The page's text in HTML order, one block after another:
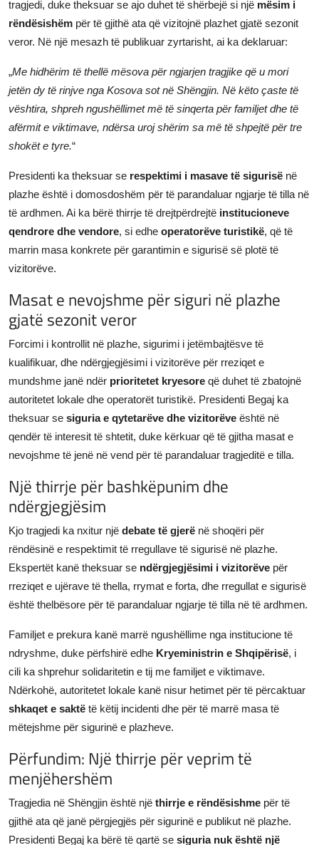
tragjedi, duke theksuar se ajo duhet të shërbejë si një mësim i
rëndësishëm për të gjithë ata që vizitojnë plazhet gjatë sezonit
veror. Në një mesazh të publikuar zyrtarisht, ai ka deklaruar:
„Me hidhërim të thellë mësova për ngjarjen tragjike që u mori
jetën dy të rinjve nga Kosova sot në Shëngjin. Në këto çaste të
vështira, shpreh ngushëllimet më të sinqerta për familjet dhe të
afërmit e viktimave, ndërsa uroj shërim sa më të shpejtë për tre
shokët e tyre.“
Presidenti ka theksuar se respektimi i masave të sigurisë në
plazhe është i domosdoshëm për të parandaluar ngjarje të tilla në
të ardhmen. Ai ka bërë thirrje të drejtpërdrejtë institucioneve
qendrore dhe vendore, si edhe operatorëve turistikë, që të
marrin masa konkrete për garantimin e sigurisë së plotë të
vizitorëve.
Masat e nevojshme për siguri në plazhe
gjatë sezonit veror
Forcimi i kontrollit në plazhe, sigurimi i jetëmbajtësve të
kualifikuar, dhe ndërgjegjësimi i vizitorëve për rreziqet e
mundshme janë ndër prioritetet kryesore që duhet të zbatojnë
autoritetet lokale dhe operatorët turistikë. Presidenti Begaj ka
theksuar se siguria e qytetarëve dhe vizitorëve është në
qendër të interesit të shtetit, duke kërkuar që të gjitha masat e
nevojshme të jenë në vend për të parandaluar tragjeditë e tilla.
Një thirrje për bashkëpunim dhe
ndërgjegjësim
Kjo tragjedi ka nxitur një debate të gjerë në shoqëri për
rëndësinë e respektimit të rregullave të sigurisë në plazhe.
Ekspertët kanë theksuar se ndërgjegjësimi i vizitorëve për
rreziqet e ujërave të thella, rrymat e forta, dhe rregullat e sigurisë
është thelbësore për të parandaluar ngjarje të tilla në të ardhmen.
Familjet e prekura kanë marrë ngushëllime nga institucione të
ndryshme, duke përfshirë edhe Kryeministrin e Shqipërisë, i
cili ka shprehur solidaritetin e tij me familjet e viktimave.
Ndërkohë, autoritetet lokale kanë nisur hetimet për të përcaktuar
shkaqet e saktë të këtij incidenti dhe për të marrë masa të
mëtejshme për sigurinë e plazheve.
Përfundim: Një thirrje për veprim të
menjëhershëm
Tragjedia në Shëngjin është një thirrje e rëndësishme për të
gjithë ata që janë përgjegjës për sigurinë e publikut në plazhe.
Presidenti Begaj ka bërë të qartë se siguria nuk është një